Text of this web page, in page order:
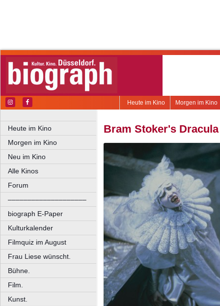
Morgen im Kino
Heute im Kino
Heute im Kino
Morgen im Kino
Neu im Kino
Alle Kinos
Forum
––––––––––––––––––––
biograph E-Paper
Kulturkalender
Filmquiz im August
Frau Liese wünscht.
Bühne.
Film.
Kunst.
Bram Stoker's Dracula